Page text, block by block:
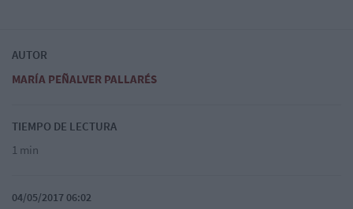
AUTOR
MARÍA PEÑALVER PALLARÉS
TIEMPO DE LECTURA
1 min
04/05/2017 06:02